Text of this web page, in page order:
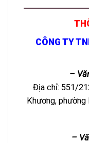
CÔNG TY
–
Địa chỉ: 551/
Khương, phường
–